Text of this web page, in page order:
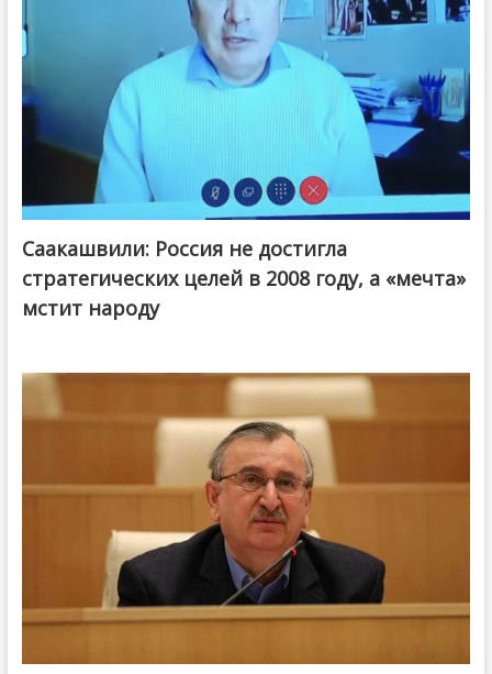
Саакашвили: Россия не достигла
стратегических целей в 2008 году, а «мечта»
мстит народу